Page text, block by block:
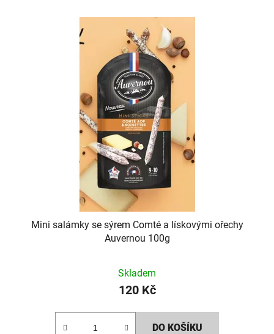
Mini salámky se sýrem Comté a lískovými ořechy
Auvernou 100g
Skladem
120 Kč
DO KOŠÍKU